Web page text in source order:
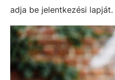
adja be jelentkezési lapját.